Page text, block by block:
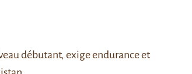
débutant, exige endurance et